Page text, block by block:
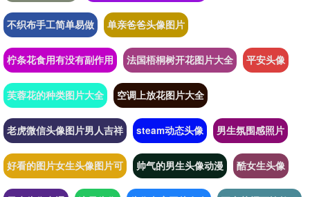
不织布手工简单易做 单亲爸爸头像图片
柠条花食用有没有副作用 法国梧桐树开花图片大全 平安头像
芙蓉花的种类图片大全 空调上放花图片大全
老虎微信头像图片男人吉祥 steam动态头像 男生氛围感照片
好看的图片女生头像图片可 帅气的男生头像动漫 酷女生头像